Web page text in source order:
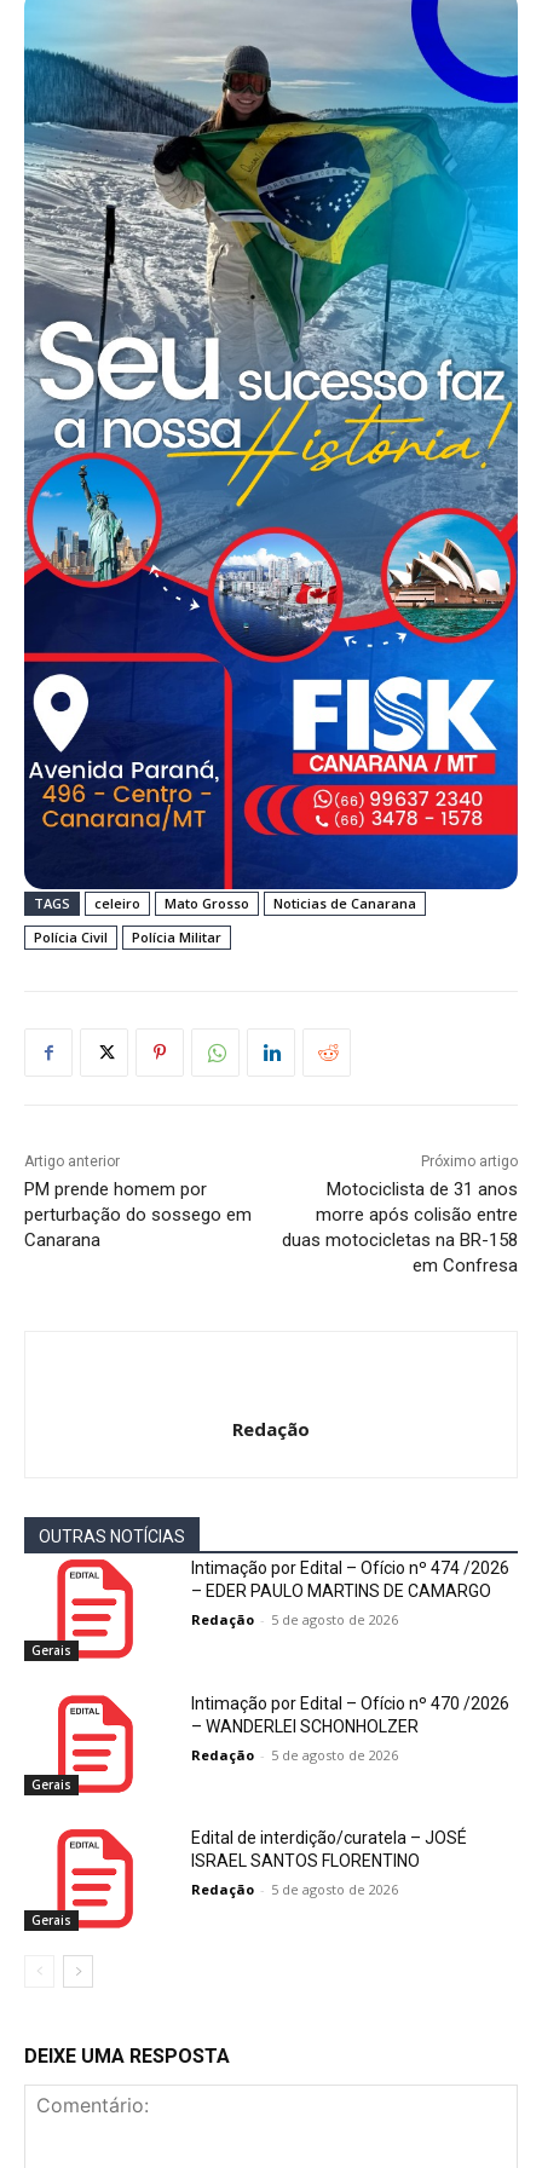
TAGS celeiro Mato Grosso
Noticias de Canarana
Polícia Civil
Polícia Militar
Artigo anterior
PM prende homem por
perturbação do sossego em
Canarana
Próximo artigo
Motociclista de 31 anos
morre após colisão entre
duas motocicletas na BR-158
em Confresa
Redação
OUTRAS NOTÍCIAS
Gerais
Intimação por Edital – Ofício nº 474 /2026
– EDER PAULO MARTINS DE CAMARGO
Redação - 5 de agosto de 2026
Gerais
Intimação por Edital – Ofício nº 470 /2026
– WANDERLEI SCHONHOLZER
Redação - 5 de agosto de 2026
Gerais
Edital de interdição/curatela – JOSÉ
ISRAEL SANTOS FLORENTINO
Redação - 5 de agosto de 2026
DEIXE UMA RESPOSTA